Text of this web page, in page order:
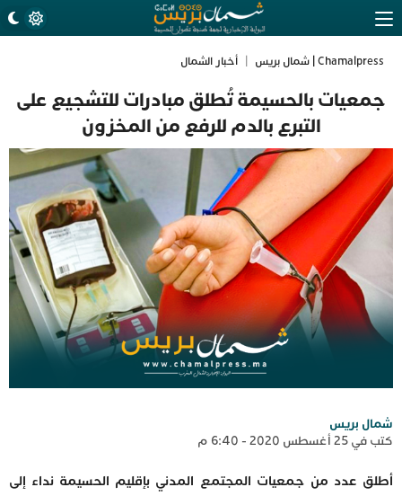
Chamalpress | شمال بريس أخبار الشمال
جمعيات بالحسيمة تُطلق مبادرات للتشجيع على
التبرع بالدم للرفع من المخزون
شمال بريس
كتب في 25 أغسطس 2020 - 6:40 م
أطلق عدد من جمعيات المجتمع المدني بإقليم الحسيمة نداء إلى